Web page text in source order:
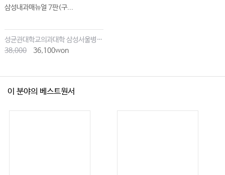
삼성내과매뉴얼 7판(구...
성균관대학교의과대학 삼성서울병원내과
38,000
36,100won
이 분야의 베스트원서